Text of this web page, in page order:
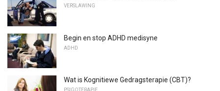
VERSLAWING
Begin en stop ADHD medisyne
ADHD
Wat is Kognitiewe Gedragsterapie (CBT)?
PSIGOTERAPIE